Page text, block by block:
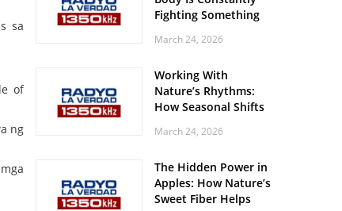
sa
of
ng
Fighting Something
Body Might Be
March 24, 2026
Working With
Nature’s Rhythms:
How Seasonal Shifts
and Vitality
March 24, 2026
The Hidden Power in
Apples: How Nature’s
Sweet Fiber Helps